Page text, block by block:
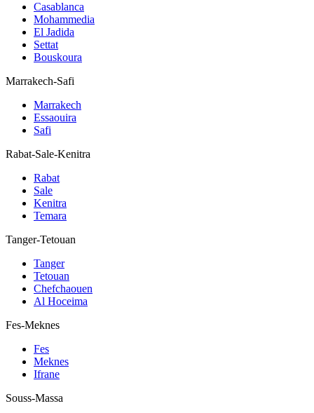
Casablanca
Mohammedia
El Jadida
Settat
Bouskoura
Marrakech-Safi
Marrakech
Essaouira
Safi
Rabat-Sale-Kenitra
Rabat
Sale
Kenitra
Temara
Tanger-Tetouan
Tanger
Tetouan
Chefchaouen
Al Hoceima
Fes-Meknes
Fes
Meknes
Ifrane
Souss-Massa